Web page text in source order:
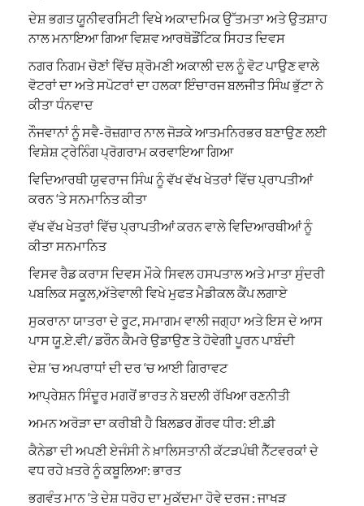
ਦੇਸ਼ ਭਗਤ ਯੂਨੀਵਰਸਿਟੀ ਵਿਖੇ ਅਕਾਦਮਿਕ ਉੱਤਮਤਾ ਅਤੇ ਉਤਸ਼ਾਹ
ਨਾਲ ਮਨਾਇਆ ਗਿਆ ਵਿਸ਼ਵ ਆਰਥੋਡੌਂਟਿਕ ਸਿਹਤ ਦਿਵਸ
ਨਗਰ ਨਿਗਮ ਚੋਣਾਂ ਵਿੱਚ ਸ਼੍ਰੋਮਣੀ ਅਕਾਲੀ ਦਲ ਨੂੰ ਵੋਟ ਪਾਉਣ ਵਾਲੇ
ਵੋਟਰਾਂ ਦਾ ਅਤੇ ਸਪੋਟਰਾਂ ਦਾ ਹਲਕਾ ਇੰਚਾਰਜ ਬਲਜੀਤ ਸਿੰਘ ਭੁੱਟਾ ਨੇ
ਕੀਤਾ ਧੰਨਵਾਦ
ਨੌਜਵਾਨਾਂ ਨੂੰ ਸਵੈ-ਰੋਜ਼ਗਾਰ ਨਾਲ ਜੋੜਕੇ ਆਤਮਨਿਰਭਰ ਬਣਾਉਣ ਲਈ
ਵਿਸ਼ੇਸ਼ ਟ੍ਰੇਨਿੰਗ ਪ੍ਰੋਗਰਾਮ ਕਰਵਾਇਆ ਗਿਆ
ਵਿਦਿਆਰਥੀ ਯੁਵਰਾਜ ਸਿੰਘ ਨੂੰ ਵੱਖ ਵੱਖ ਖੇਤਰਾਂ ਵਿੱਚ ਪ੍ਰਾਪਤੀਆਂ
ਕਰਨ ‘ਤੇ ਸਨਮਾਨਿਤ ਕੀਤਾ
ਵੱਖ ਵੱਖ ਖੇਤਰਾਂ ਵਿੱਚ ਪ੍ਰਾਪਤੀਆਂ ਕਰਨ ਵਾਲੇ ਵਿਦਿਆਰਥੀਆਂ ਨੂੰ
ਕੀਤਾ ਸਨਮਾਨਿਤ
ਵਿਸਵ ਰੈਡ ਕਰਾਸ ਦਿਵਸ ਮੌਕੇ ਸਿਵਲ ਹਸਪਤਾਲ ਅਤੇ ਮਾਤਾ ਸੁੰਦਰੀ
ਪਬਲਿਕ ਸਕੂਲ,ਅੱਤੇਵਾਲੀ ਵਿਖੇ ਮੁਫਤ ਮੈਡੀਕਲ ਕੈਂਪ ਲਗਾਏ
ਸੁਕਰਾਨਾ ਯਾਤਰਾ ਦੇ ਰੂਟ, ਸਮਾਗਮ ਵਾਲੀ ਜਗ੍ਹਾ ਅਤੇ ਇਸ ਦੇ ਆਸ
ਪਾਸ ਯੂ.ਏ.ਵੀ/ ਡਰੌਨ ਕੈਮਰੇ ਉਡਾਉਣ ਤੇ ਹੋਵੇਗੀ ਪੂਰਨ ਪਾਬੰਦੀ
ਦੇਸ਼ ‘ਚ ਅਪਰਾਧਾਂ ਦੀ ਦਰ ‘ਚ ਆਈ ਗਿਰਾਵਟ
ਆਪ੍ਰੇਸ਼ਨ ਸਿੰਦੂਰ ਮਗਰੋਂ ਭਾਰਤ ਨੇ ਬਦਲੀ ਰੱਖਿਆ ਰਣਨੀਤੀ
ਅਮਨ ਅਰੋੜਾ ਦਾ ਕਰੀਬੀ ਹੈ ਬਿਲਡਰ ਗੌਰਵ ਧੀਰ: ਈ.ਡੀ
ਕੈਨੇਡਾ ਦੀ ਅਪਣੀ ਏਜੰਸੀ ਨੇ ਖ਼ਾਲਿਸਤਾਨੀ ਕੱਟੜਪੰਥੀ ਨੈੱਟਵਰਕਾਂ ਦੇ
ਵਧ ਰਹੇ ਖ਼ਤਰੇ ਨੂੰ ਕਬੂਲਿਆ: ਭਾਰਤ
ਭਗਵੰਤ ਮਾਨ ‘ਤੇ ਦੇਸ਼ ਧਰੋਹ ਦਾ ਮੁਕੱਦਮਾ ਹੋਵੇ ਦਰਜ : ਜਾਖੜ